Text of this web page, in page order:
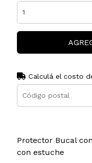
Calculá el costo
Protector Bucal
con estuche